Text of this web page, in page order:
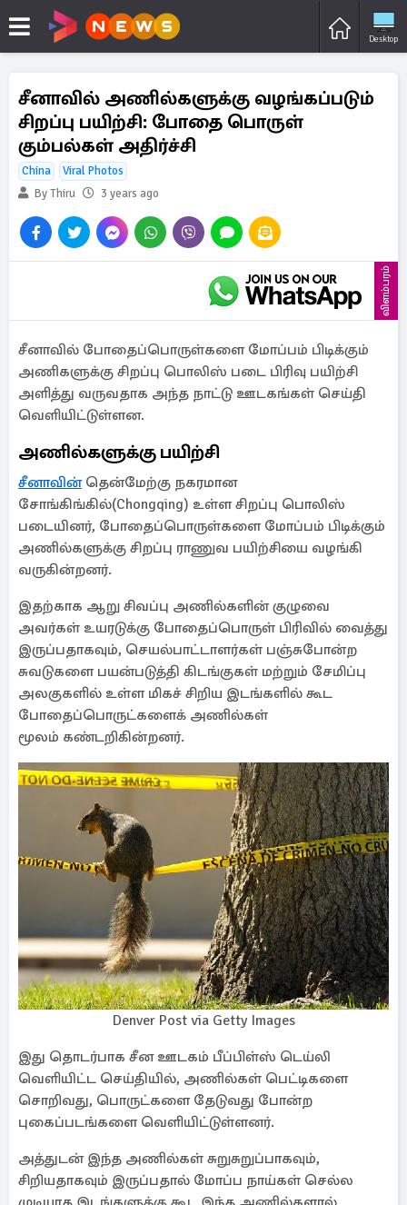
Desktop
சீனாவில் அணில்களுக்கு வழங்கப்படும்
சிறப்பு பயிற்சி: போதை பொருள்
கும்பல்கள் அதிர்ச்சி
China
Viral Photos
By Thiru
3 years ago
விளம்பரம்
சீனாவில் போதைப்பொருள்களை மோப்பம் பிடிக்கும்
அணிகளுக்கு சிறப்பு பொலிஸ் படை பிரிவு பயிற்சி
அளித்து வருவதாக அந்த நாட்டு ஊடகங்கள் செய்தி
வெளியிட்டுள்ளன.
அணில்களுக்கு பயிற்சி
சீனாவின்தென்மேற்கு நகரமான
சோங்கிங்கில்(Chongqing) உள்ள சிறப்பு பொலிஸ்
படையினர், போதைப்பொருள்களை மோப்பம் பிடிக்கும்
அணில்களுக்கு சிறப்பு ராணுவ பயிற்சியை வழங்கி
வருகின்றனர்.
இதற்காக ஆறு சிவப்பு அணில்களின் குழுவை
அவர்கள் உயரடுக்கு போதைப்பொருள் பிரிவில் வைத்து
இருப்பதாகவும், செயல்பாட்டாளர்கள் பஞ்சுபோன்ற
சுவடுகளை பயன்படுத்தி கிடங்குகள் மற்றும் சேமிப்பு
அலகுகளில் உள்ள மிகச் சிறிய இடங்களில் கூட
போதைப்பொருட்களைக் அணில்கள்
மூலம் கண்டறிகின்றனர்.
Denver Post via Getty Images
இது தொடர்பாக சீன ஊடகம் பீப்பிள்ஸ் டெய்லி
வெளியிட்ட செய்தியில், அணில்கள் பெட்டிகளை
சொறிவது, பொருட்களை தேடுவது போன்ற
புகைப்படங்களை வெளியிட்டுள்ளனர்.
அத்துடன் இந்த அணில்கள் சுறுசுறுப்பாகவும்,
சிறியதாகவும் இருப்பதால் மோப்ப நாய்கள் செல்ல